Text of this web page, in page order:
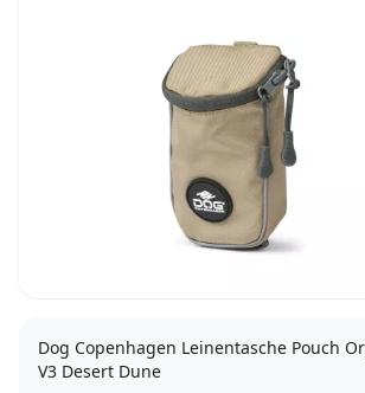
Dog Copenhagen Leinentasche Pouch
V3 Desert Dune